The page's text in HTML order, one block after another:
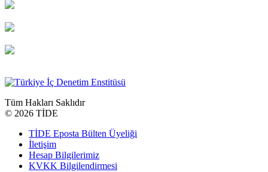
Tüm Hakları Saklıdır
© 2026 TİDE
TİDE Eposta Bülten Üyeliği
İletişim
Hesap Bilgilerimiz
KVKK Bilgilendirmesi